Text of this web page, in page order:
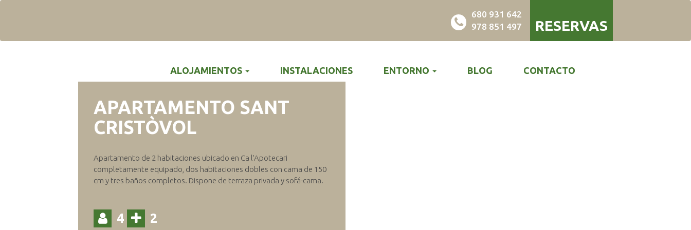
RESERVAS
680 931 642
978 851 497
ALOJAMIENTOS INSTALACIONES ENTORNO BLOG CONTACTO
PISOS DE ALQUILER
APARTAMENTO SANT
CRISTÒVOL
Apartamento de 2 habitaciones ubicado en Ca l’Apotecari
completamente equipado, dos habitaciones dobles con cama de 150
cm y tres baños completos. Dispone de terraza privada y sofá-cama.
4 2